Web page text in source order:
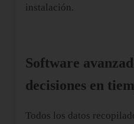
instalación.
Software
decisiones en
Todos los datos